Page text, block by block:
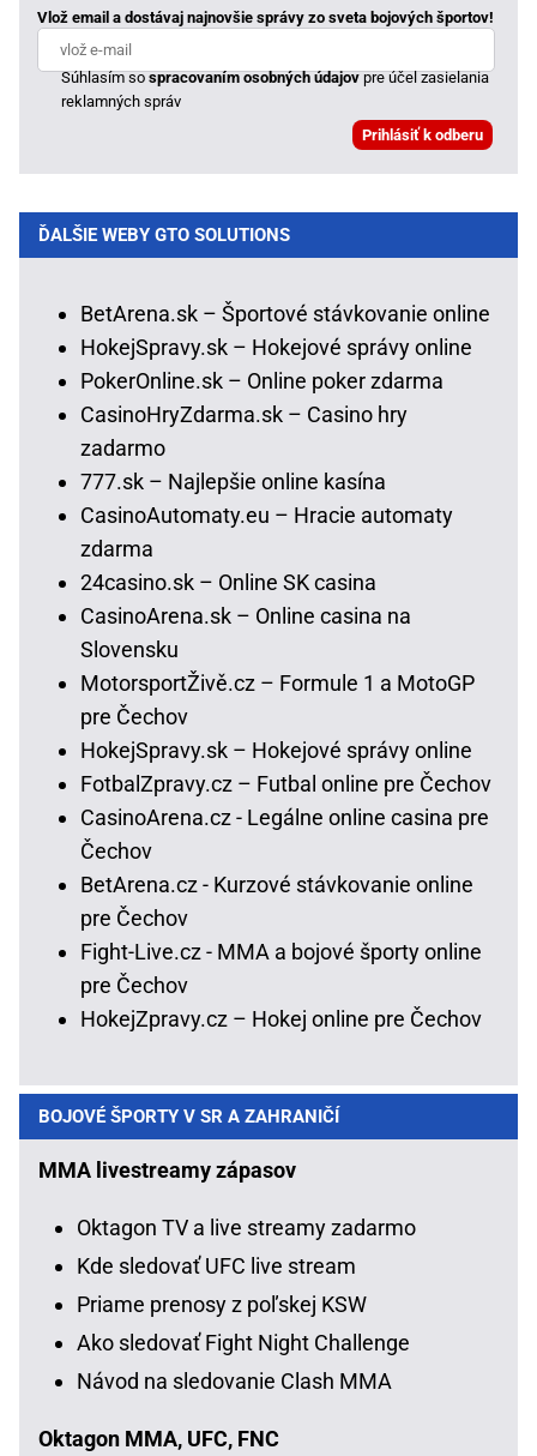
Vlož email a dostávaj najnovšie správy zo sveta bojových športov!
Súhlasím sospracovaním osobných údajovpre účel zasielania
reklamných správ
ĎALŠIE WEBY GTO SOLUTIONS
BetArena.sk – Športové stávkovanie online
HokejSpravy.sk – Hokejové správy online
PokerOnline.sk – Online poker zdarma
CasinoHryZdarma.sk – Casino hry
zadarmo
777.sk – Najlepšie online kasína
CasinoAutomaty.eu – Hracie automaty
zdarma
24casino.sk – Online SK casina
CasinoArena.sk – Online casina na
Slovensku
MotorsportŽivě.cz – Formule 1 a MotoGP
pre Čechov
HokejSpravy.sk – Hokejové správy online
FotbalZpravy.cz – Futbal online pre Čechov
CasinoArena.cz - Legálne online casina pre
Čechov
BetArena.cz - Kurzové stávkovanie online
pre Čechov
Fight-Live.cz - MMA a bojové športy online
pre Čechov
HokejZpravy.cz – Hokej online pre Čechov
BOJOVÉ ŠPORTY V SR A ZAHRANIČÍ
MMA livestreamy zápasov
Oktagon TV a live streamy zadarmo
Kde sledovať UFC live stream
Priame prenosy z poľskej KSW
Ako sledovať Fight Night Challenge
Návod na sledovanie Clash MMA
Oktagon MMA, UFC, FNC